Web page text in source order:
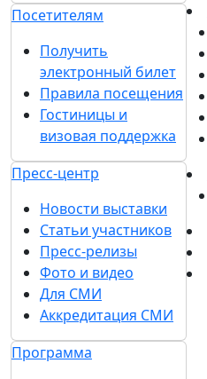
Посетителям
Получить
электронный билет
Правила посещения
Гостиницы и
визовая поддержка
Пресс-центр
Новости выставки
Статьи участников
Пресс-релизы
Фото и видео
Для СМИ
Аккредитация СМИ
Программа